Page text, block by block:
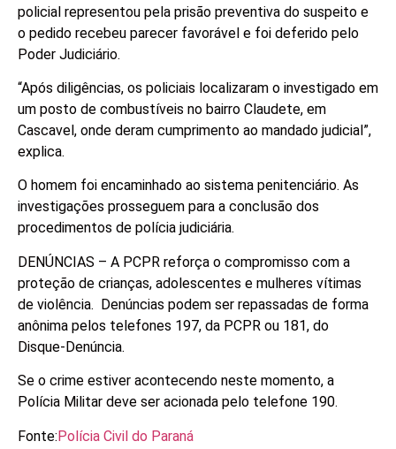
policial representou pela prisão preventiva do suspeito e
o pedido recebeu parecer favorável e foi deferido pelo
Poder Judiciário.
“Após diligências, os policiais localizaram o investigado em
um posto de combustíveis no bairro Claudete, em
Cascavel, onde deram cumprimento ao mandado judicial”,
explica.
O homem foi encaminhado ao sistema penitenciário. As
investigações prosseguem para a conclusão dos
procedimentos de polícia judiciária.
DENÚNCIAS – A PCPR reforça o compromisso com a
proteção de crianças, adolescentes e mulheres vítimas
de violência. Denúncias podem ser repassadas de forma
anônima pelos telefones 197, da PCPR ou 181, do
Disque-Denúncia.
Se o crime estiver acontecendo neste momento, a
Polícia Militar deve ser acionada pelo telefone 190.
Fonte:Polícia Civil do Paraná